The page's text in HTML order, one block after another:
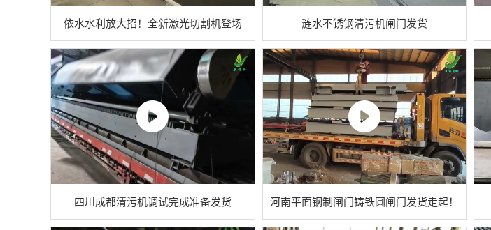
依水水利放大招！全新激光切割机登场 涟水不锈钢清污机闸门发货
四川成都清污机调试完成准备发货 河南平面钢制闸门铸铁圆闸门发货走起！